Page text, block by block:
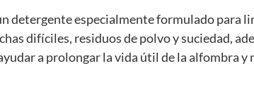
detergente especialmente formulado para
difíciles, residuos de polvo y suciedad,
a prolongar la vida útil de la alfombra y